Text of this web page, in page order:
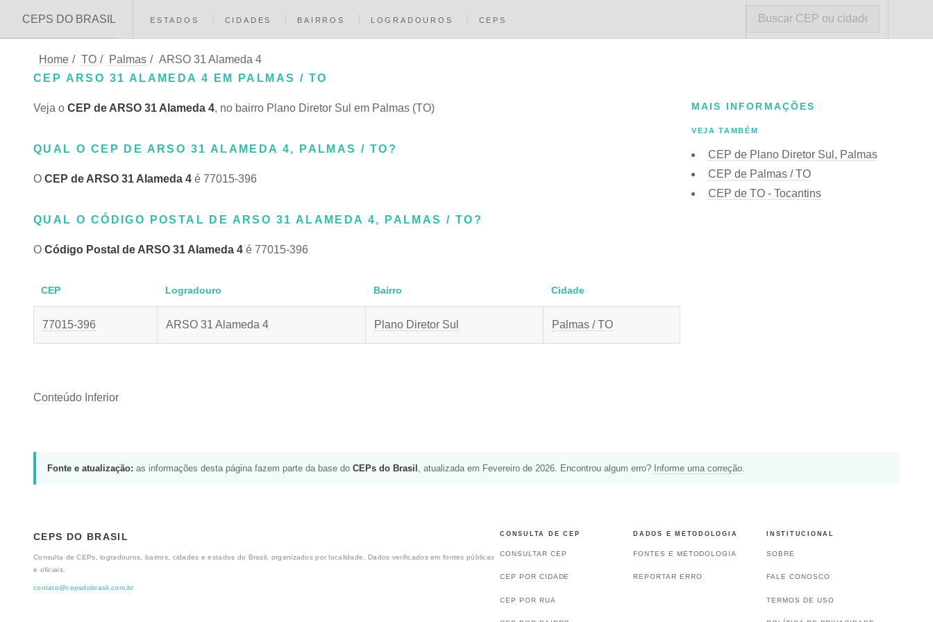
CEPS DO BRASIL ESTADOS CIDADES BAIRROS LOGRADOUROS CEPS
Home / TO / Palmas / ARSO 31 Alameda 4
CEP ARSO 31 ALAMEDA 4 EM PALMAS / TO
Veja o CEP de ARSO 31 Alameda 4, no bairro Plano Diretor Sul em Palmas (TO)
QUAL O CEP DE ARSO 31 ALAMEDA 4, PALMAS / TO?
O CEP de ARSO 31 Alameda 4 é 77015-396
QUAL O CÓDIGO POSTAL DE ARSO 31 ALAMEDA 4, PALMAS / TO?
O Código Postal de ARSO 31 Alameda 4 é 77015-396
CEP Logradouro Bairro Cidade
77015-396 ARSO 31 Alameda 4 Plano Diretor Sul Palmas / TO
Conteúdo Inferior
MAIS INFORMAÇÕES
VEJA TAMBÉM
CEP de Plano Diretor Sul, Palmas
CEP de Palmas / TO
CEP de TO - Tocantins
Fonte e atualização: as informações desta página fazem parte da base do CEPs do Brasil , atualizada em Fevereiro de 2026. Encontrou algum erro? Informe uma correção
CEPS DO BRASIL
Consulta de CEPs, logradouros, bairros, cidades e estados do Brasil, organizados por localidade. Dados verificados em fontes públicas
e oficiais.
contato@cepsdobrasil.com.br
CONSULTA DE CEP
CONSULTAR CEP
CEP POR CIDADE
CEP POR RUA
DADOS E METODOLOGIA
FONTES E METODOLOGIA
REPORTAR ERRO
INSTITUCIONAL
SOBRE
FALE CONOSCO
TERMOS DE USO